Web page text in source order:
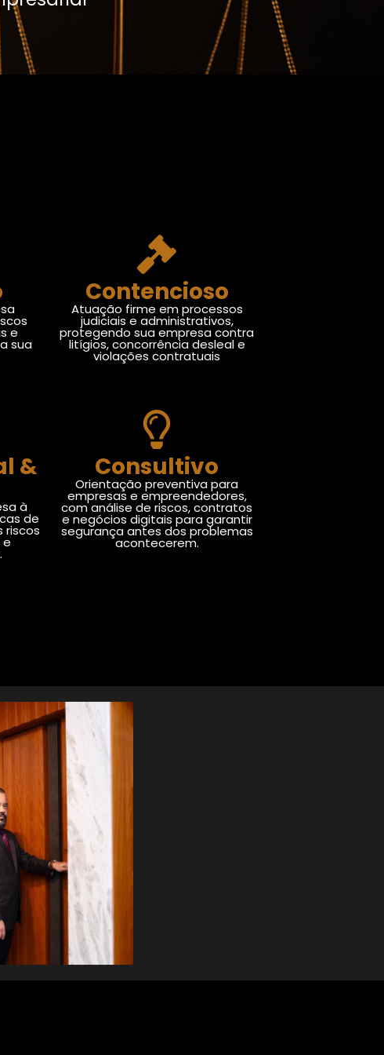
e
sua
Contencioso
Atuação firme em processos
judiciais e administrativos,
protegendo sua empresa contra
litígios, concorrência desleal e
violações contratuais
&
à
de
riscos
e
Consultivo
Orientação preventiva para
empresas e empreendedores,
com análise de riscos, contratos
e negócios digitais para garantir
segurança antes dos problemas
acontecerem.